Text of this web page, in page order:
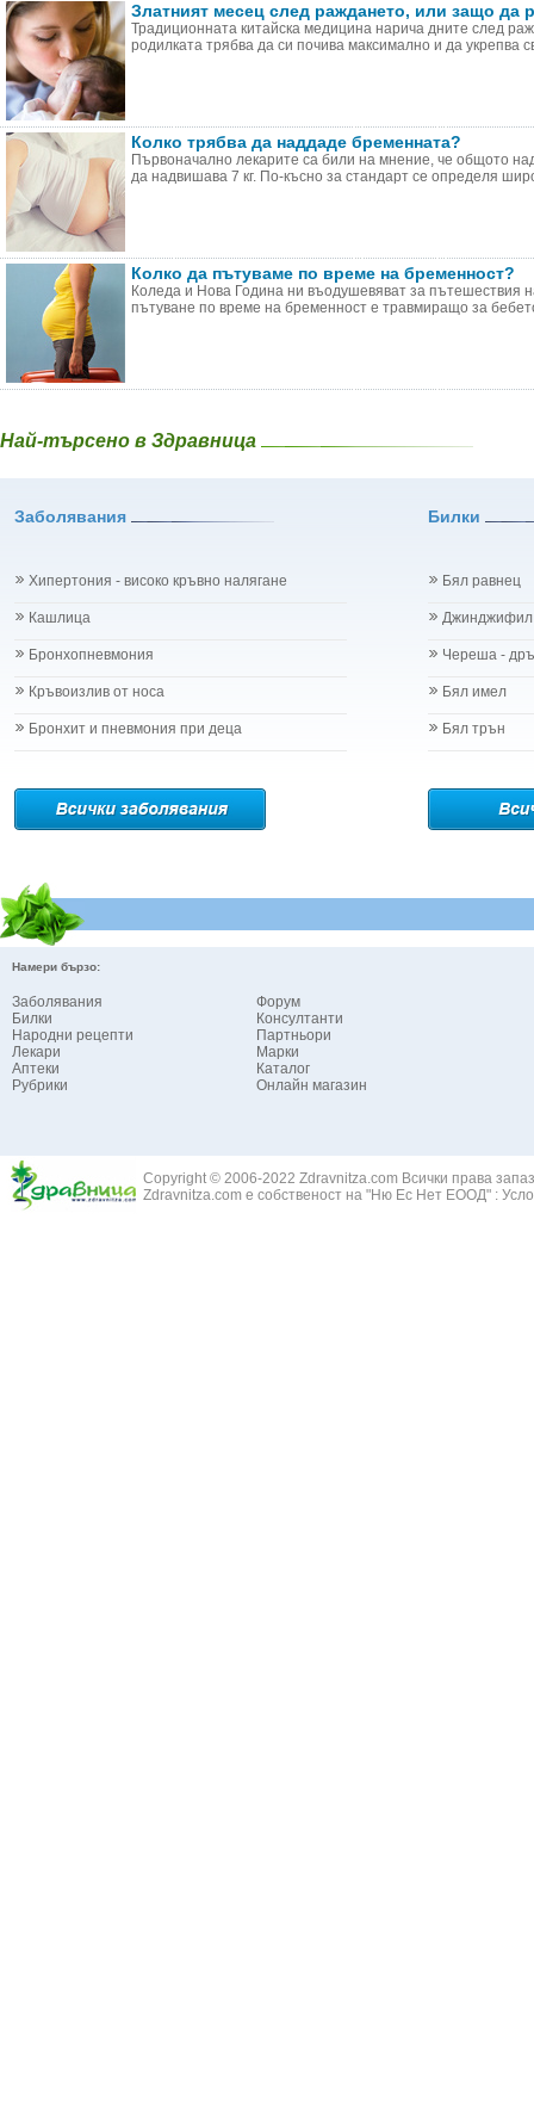
Златният месец след раждането, или защо да
Традиционната китайска медицина нарича дните след
родилката трябва да си почива максимално и да укрепва
Колко трябва да наддаде бременната?
Първоначално лекарите са били на мнение, че общото
да надвишава 7 кг. По-късно за стандарт се определя
Колко да пътуваме по време на бременност?
Коледа и Нова Година ни въодушевяват за пътешествия
пътуване по време на бременност е травмиращо за
Най-търсено в Здравница
Заболявания Билки
Хипертония - високо кръвно налягане
Кашлица
Бронхопневмония
Кръвоизлив от носа
Бронхит и пневмония при деца
Бял равнец
Джинджифил
Череша -
Бял имел
Бял трън
Намери бързо:
Заболявания
Билки
Народни рецепти
Лекари
Аптеки
Рубрики
Форум
Консултанти
Партньори
Марки
Каталог
Онлайн магазин
Copyright © 2006-2022 Zdravnitza.com Всички права
Zdravnitza.com е собственост на "Ню Ес Нет ЕООД" :